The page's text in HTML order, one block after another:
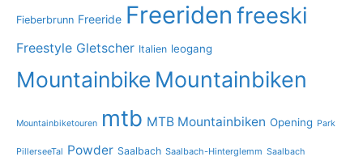
Fieberbrunn Freeride Freeriden freeski
Freestyle Gletscher Italien leogang
Mountainbike Mountainbiken
Mountainbiketouren mtb MTB Mountainbiken Opening Park
PillerseeTal Powder Saalbach Saalbach-Hinterglemm Saalbach